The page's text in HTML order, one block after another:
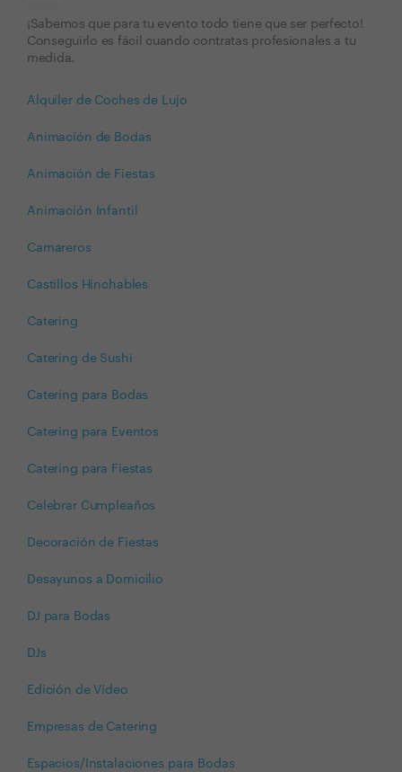
¡Sabemos que para tu evento todo tiene que ser perfecto!
Conseguirlo es fácil cuando contratas profesionales a tu
medida.
Alquiler de Coches de Lujo
Animación de Bodas
Animación de Fiestas
Animación Infantil
Camareros
Castillos Hinchables
Catering
Catering de Sushi
Catering para Bodas
Catering para Eventos
Catering para Fiestas
Celebrar Cumpleaños
Decoración de Fiestas
Desayunos a Domicilio
DJ para Bodas
DJs
Edición de Vídeo
Empresas de Catering
Espacios/Instalaciones para Bodas